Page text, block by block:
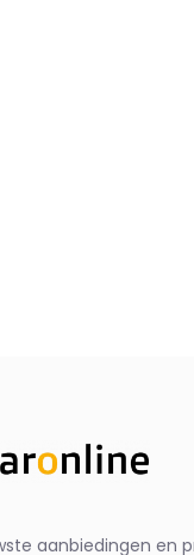
aanbiedingen en